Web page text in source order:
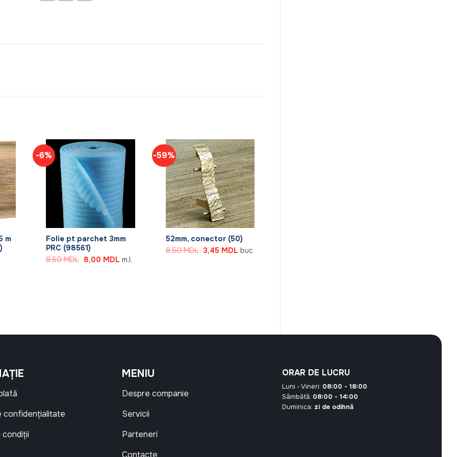
m
-6%
Folie pt parchet 3mm
PRC (98561)
8,50MDL Prețul
inițial
8,00 MDLPrețul
m.l.
-59%
+
52mm, conector (50)
8,50MDL Prețul
inițial
3,45 MDLPrețul
buc
confidențialitate
condiții
MENIU
Despre companie
Servicii
Parteneri
ORAR DE LUCRU
Luni - Vineri: 08:00 - 18:00
Sâmbătă: 08:00 - 14:00
Duminica: zi de odihnă